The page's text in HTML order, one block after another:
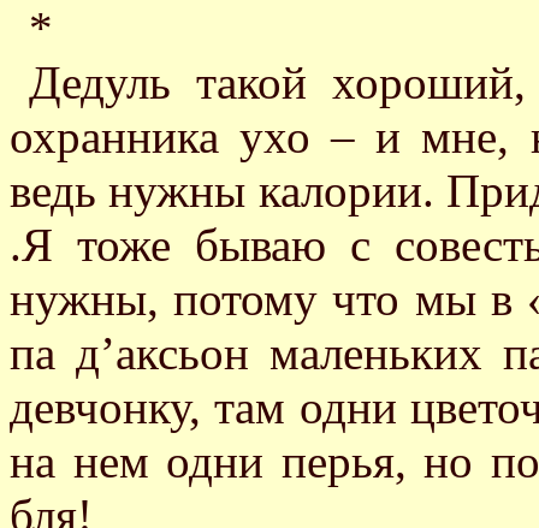
*
Дедуль такой
охранника ухо – и мне,
ведь нужны калории.
.Я тоже бываю с
нужны, потому что мы в
па д’аксьон маленьких
девчонку, там одни
на нем одни перья, но
бля!